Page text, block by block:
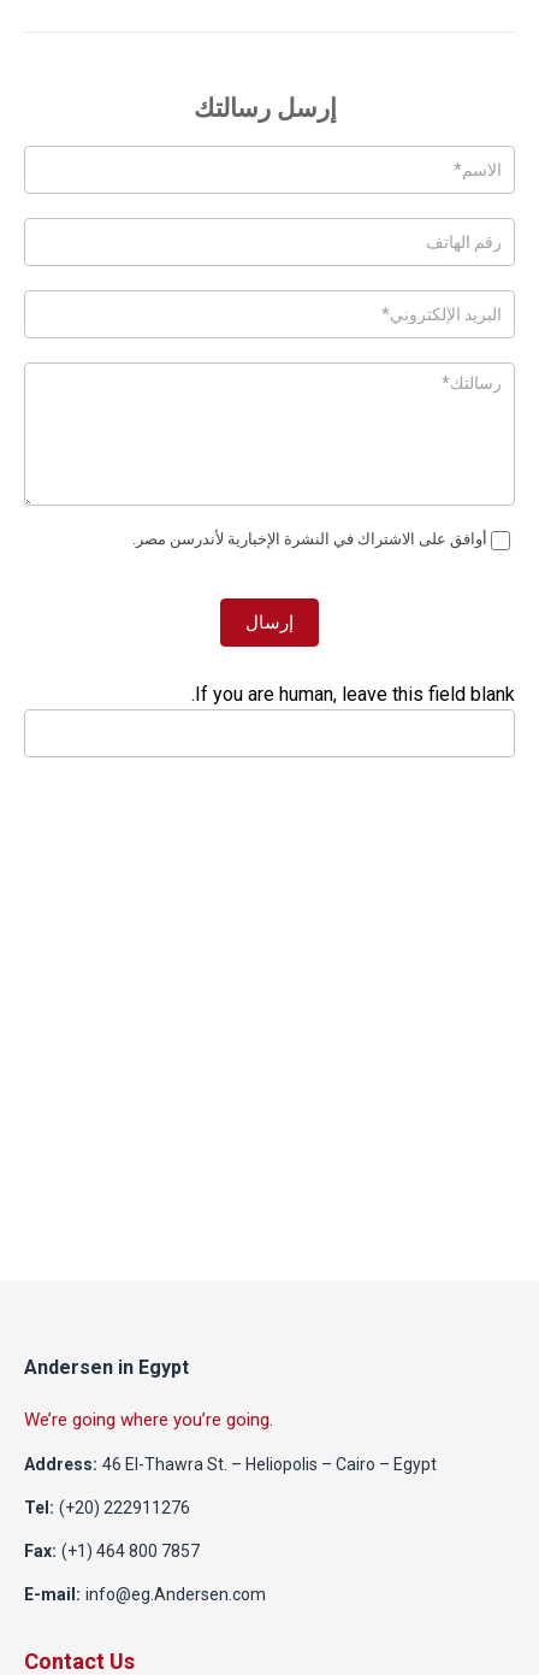
إرسل رسالتك
Posts
-
Page
Form
أوافق على الاشتراك في النشرة الإخبارية لأندرسن مصر.
إرسال
If you are human, leave this field blank.
Andersen in Egypt
We’re going where you’re going.
Address: 46 El-Thawra St. – Heliopolis – Cairo – Egypt
Tel: (+20) 222911276
Fax: (+1) 464 800 7857
E-mail: info@eg.Andersen.com
Contact Us